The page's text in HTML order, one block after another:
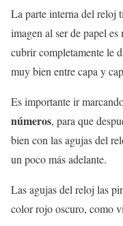
La parte interna del reloj
imagen al ser de papel
cubrir completamente le
muy bien entre capa y
Es importante ir
números, para que
bien con las agujas del
un poco más adelante.
Las agujas del reloj las
color rojo oscuro, como